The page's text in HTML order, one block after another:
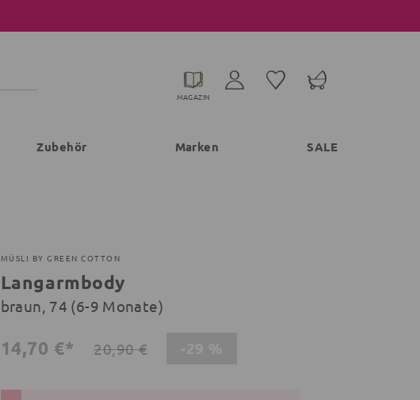
MAGAZIN
Zubehör Marken SALE
MÜSLI BY GREEN COTTON
Langarmbody
braun, 74 (6-9 Monate)
14,70 €* 20,90 €